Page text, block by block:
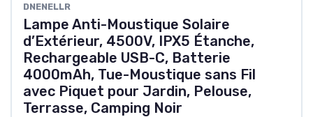
DNENELLR
Lampe Anti-Moustique Solaire
d’Extérieur, 4500V, IPX5 Étanche,
Rechargeable USB-C, Batterie
4000mAh, Tue-Moustique sans Fil
avec Piquet pour Jardin, Pelouse,
Terrasse, Camping Noir